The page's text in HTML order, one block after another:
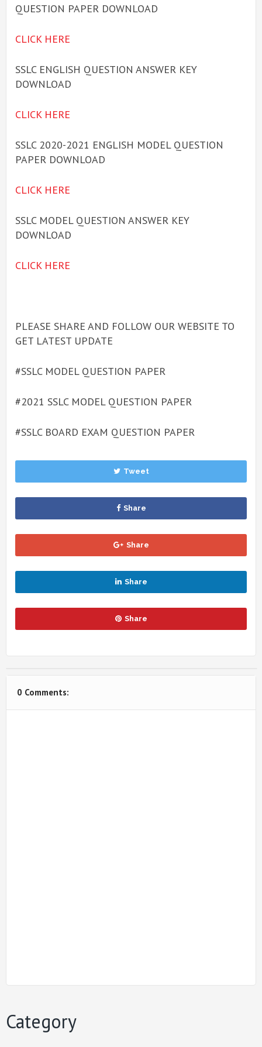
QUESTION PAPER DOWNLOAD
CLICK HERE
SSLC ENGLISH QUESTION ANSWER KEY
DOWNLOAD
CLICK HERE
SSLC 2020-2021 ENGLISH MODEL QUESTION
PAPER DOWNLOAD
CLICK HERE
SSLC MODEL QUESTION ANSWER KEY
DOWNLOAD
CLICK HERE
PLEASE SHARE AND FOLLOW OUR WEBSITE TO
GET LATEST UPDATE
#SSLC MODEL QUESTION PAPER
#2021 SSLC MODEL QUESTION PAPER
#SSLC BOARD EXAM QUESTION PAPER
Tweet
Share
Share
Share
Share
0 Comments:
Category